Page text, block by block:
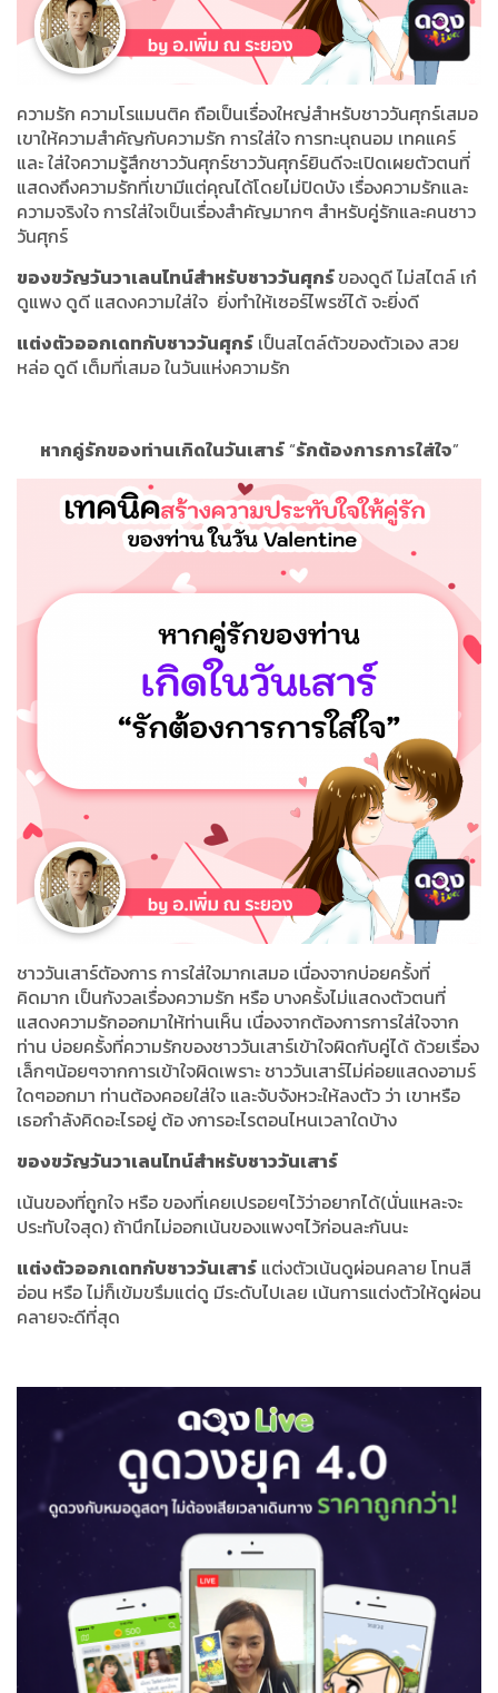
ความรัก ความโรแมนติค ถือเป็นเรื่องใหญ่สำหรับชาววันศุกร์เสมอ
เขาให้ความสำคัญกับความรัก การใส่ใจ การทะนุถนอม เทคแคร์
และ ใส่ใจความรู้สึกชาววันศุกร์ชาววันศุกร์ยินดีจะเปิดเผยตัวตนที่
แสดงถึงความรักที่เขามีแต่คุณได้โดยไม่ปิดบัง เรื่องความรักและ
ความจริงใจ การใส่ใจเป็นเรื่องสำคัญมากๆ สำหรับคู่รักและคนชาว
วันศุกร์
ของขวัญวันวาเลนไทน์สำหรับชาววันศุกร์ของดูดี ไม่สไตล์ เก๋
ดูแพง ดูดี แสดงความใส่ใจ ยิ่งทำให้เซอร์ไพรซ์ได้ จะยิ่งดี
แต่งตัวออกเดทกับชาววันศุกร์ เป็นสไตล์ตัวของตัวเอง สวย
หล่อ ดูดี เต็มที่เสมอ ในวันแห่งความรัก
หากคู่รักของท่านเกิดในวันเสาร์“รักต้องการการใส่ใจ”
ชาววันเสาร์ตัองการ การใส่ใจมากเสมอ เนื่องจากบ่อยครั้งที่
คิดมาก เป็นกังวลเรื่องความรัก หรือ บางครั้งไม่แสดงตัวตนที่
แสดงความรักออกมาให้ท่านเห็น เนื่องจากต้องการการใส่ใจจาก
ท่าน บ่อยครั้งที่ความรักของชาววันเสาร์เข้าใจผิดกับคู่ได้ ด้วยเรื่อง
เล็กๆน้อยๆจากการเข้าใจผิดเพราะ ชาววันเสาร์ไม่ค่อยแสดงอามร์
ใดๆออกมา ท่านต้องคอยใส่ใจ และจับจังหวะให้ลงตัว ว่า เขาหรือ
เธอกำลังคิดอะไรอยู่ ต้อ งการอะไรตอนไหนเวลาใดบ้าง
ของขวัญวันวาเลนไทน์สำหรับชาววันเสาร์
เน้นของที่ถูกใจ หรือ ของที่เคยเปรอยๆไว้ว่าอยากได้(นั่นแหละจะ
ประทับใจสุด) ถ้านึกไม่ออกเน้นของแพงๆไว้ก่อนละกันนะ
แต่งตัวออกเดทกับชาววันเสาร์ แต่งตัวเน้นดูผ่อนคลาย โทนสี
อ่อน หรือ ไม่ก็เข้มขรึมแต่ดู มีระดับไปเลย เน้นการแต่งตัวให้ดูผ่อน
คลายจะดีที่สุด